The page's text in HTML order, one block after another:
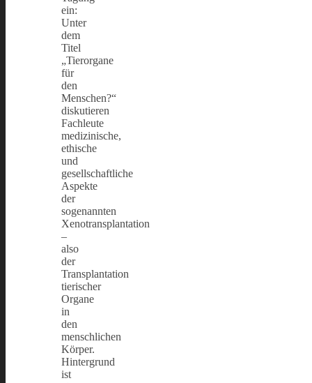
ein:
Unter
dem
Titel
„Tierorgane
für
den
Menschen?“
diskutieren
Fachleute
medizinische,
ethische
und
gesellschaftliche
Aspekte
der
sogenannten
Xenotransplantation
–
also
der
Transplantation
tierischer
Organe
in
den
menschlichen
Körper.
Hintergrund
ist